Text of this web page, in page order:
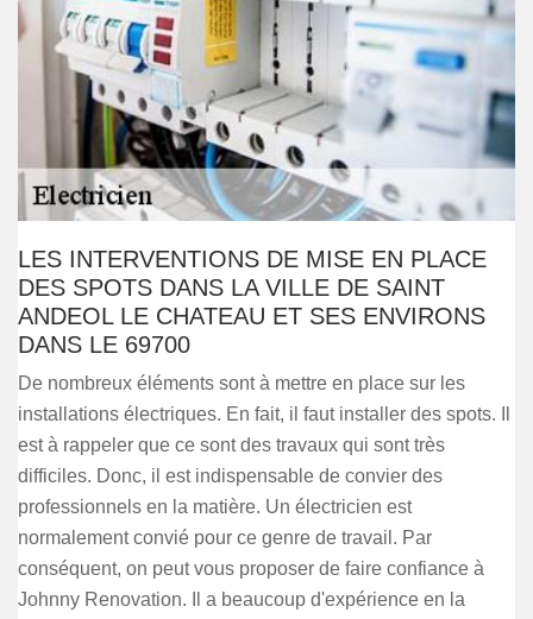
LES INTERVENTIONS DE MISE EN PLACE
DES SPOTS DANS LA VILLE DE SAINT
ANDEOL LE CHATEAU ET SES ENVIRONS
DANS LE 69700
De nombreux éléments sont à mettre en place sur les
installations électriques. En fait, il faut installer des spots. Il
est à rappeler que ce sont des travaux qui sont très
difficiles. Donc, il est indispensable de convier des
professionnels en la matière. Un électricien est
normalement convié pour ce genre de travail. Par
conséquent, on peut vous proposer de faire confiance à
Johnny Renovation. Il a beaucoup d'expérience en la